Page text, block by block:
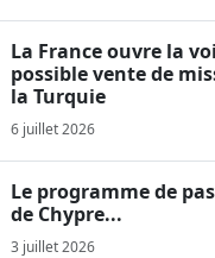
La France ouvre la
possible vente de
la Turquie
6 juillet 2026
Le programme de
de Chypre...
3 juillet 2026